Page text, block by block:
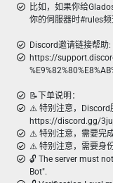
比如，如果你给
你的伺服器时#rules频
Discord邀请链接帮助:
https://
📝下单说明：
⚠️ 特别注意，Discord
https://discord.gg/
⚠️ 特别注意，需要完
⚠️ 特别注意，需要身
🔓 The server must
Bot".